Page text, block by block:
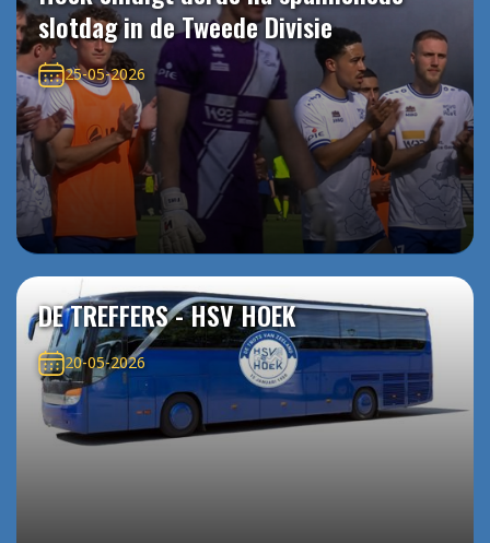
slotdag in de Tweede Divisie
25-05-2026
DE TREFFERS - HSV HOEK
20-05-2026